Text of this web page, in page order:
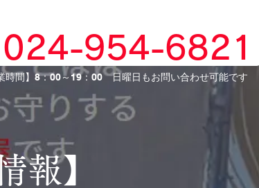
954-6821
時間】8：00～19：00 日曜日もお問い合わせ可能です
報】